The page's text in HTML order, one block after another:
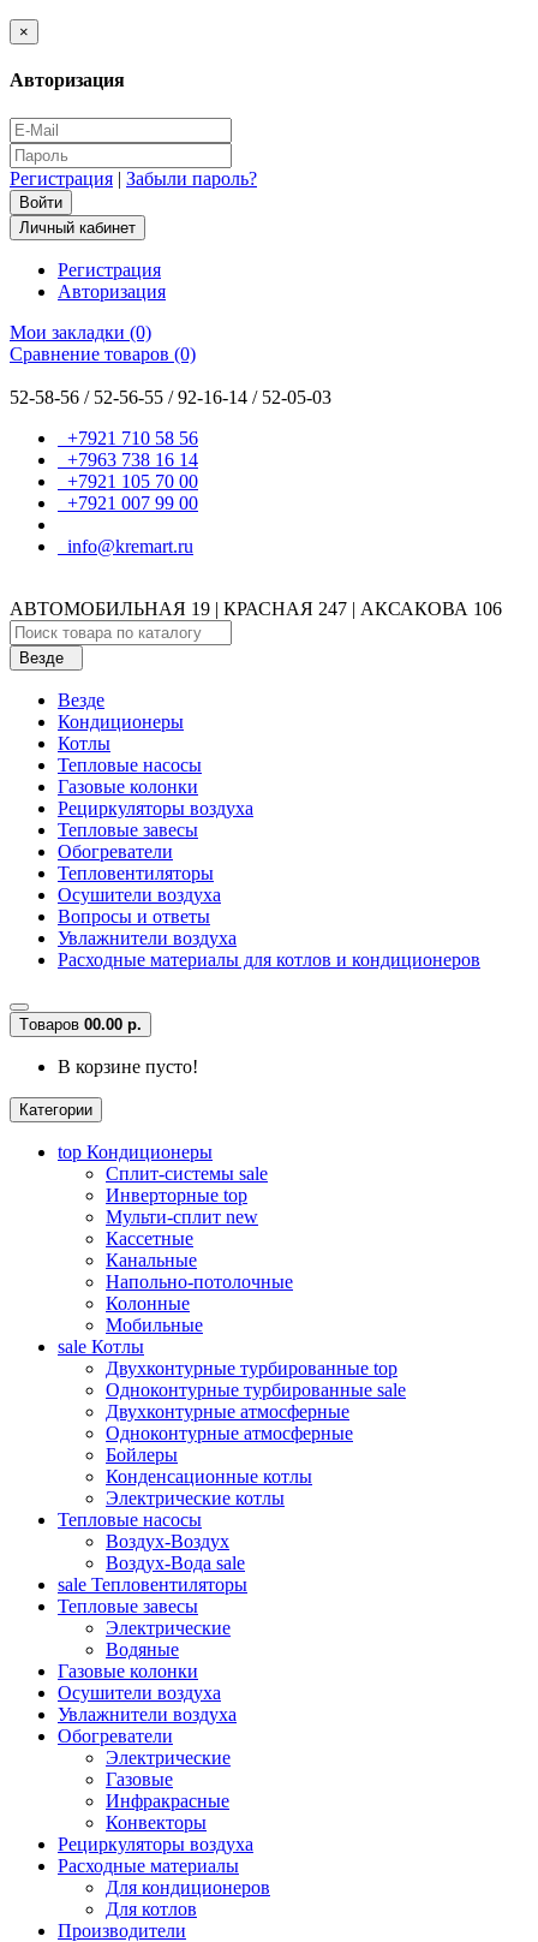
×
Авторизация
Регистрация | Забыли пароль?
Личный кабинет
Регистрация
Авторизация
Мои закладки (0)
Сравнение товаров (0)
52-58-56 / 52-56-55 / 92-16-14 / 52-05-03
+7921 710 58 56
+7963 738 16 14
+7921 105 70 00
+7921 007 99 00
info@kremart.ru
АВТОМОБИЛЬНАЯ 19 | КРАСНАЯ 247 | АКСАКОВА 106
Везде
Везде
Кондиционеры
Котлы
Тепловые насосы
Газовые колонки
Рециркуляторы воздуха
Тепловые завесы
Обогреватели
Тепловентиляторы
Осушители воздуха
Вопросы и ответы
Увлажнители воздуха
Расходные материалы для котлов и кондиционеров
Tоваров 00.00 р.
В корзине пусто!
Категории
top Кондиционеры
Сплит-системы sale
Инверторные top
Мульти-сплит new
Кассетные
Канальные
Напольно-потолочные
Колонные
Мобильные
sale Котлы
Двухконтурные турбированные top
Одноконтурные турбированные sale
Двухконтурные атмосферные
Одноконтурные атмосферные
Бойлеры
Конденсационные котлы
Электрические котлы
Тепловые насосы
Воздух-Воздух
Воздух-Вода sale
sale Тепловентиляторы
Тепловые завесы
Электрические
Водяные
Газовые колонки
Осушители воздуха
Увлажнители воздуха
Обогреватели
Электрические
Газовые
Инфракрасные
Конвекторы
Рециркуляторы воздуха
Расходные материалы
Для кондиционеров
Для котлов
Производители